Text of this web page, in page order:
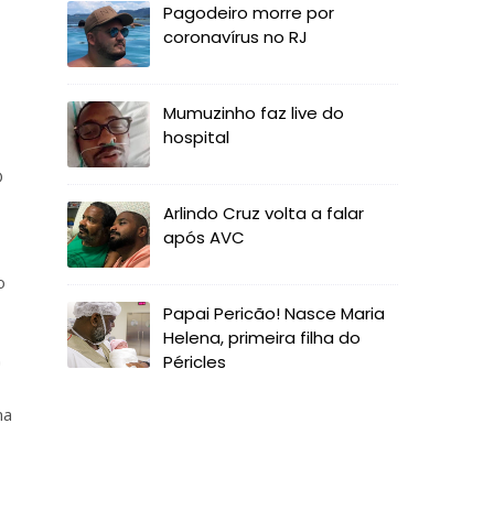
Pagodeiro morre por
coronavírus no RJ
Mumuzinho faz live do
hospital
Arlindo Cruz volta a falar
após AVC
Papai Pericão! Nasce Maria
Helena, primeira filha do
Péricles